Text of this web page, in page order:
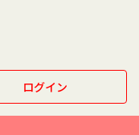
ログイン